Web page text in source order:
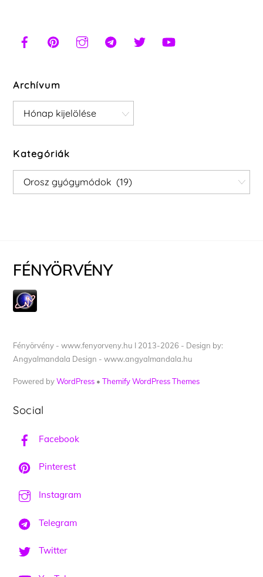
Archívum
Archívum
Kategóriák
Kategóriák
FÉNYÖRVÉNY
Fényörvény - www.fenyorveny.hu I 2013-2026 - Design by:
Angyalmandala Design - www.angyalmandala.hu
Powered byWordPress •Themify WordPress Themes
Social
Facebook
Pinterest
Instagram
Telegram
Twitter